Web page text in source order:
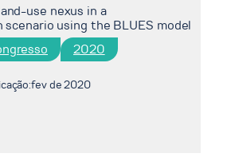
use nexus in a
scenario using the BLUES model
2020
fev de 2020